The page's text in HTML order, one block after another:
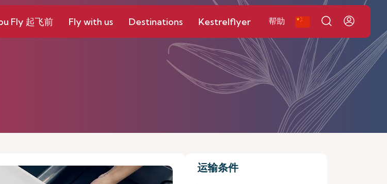
Fly 起飞前 Fly with us Destinations Kestrelflyer 帮助
运输条件